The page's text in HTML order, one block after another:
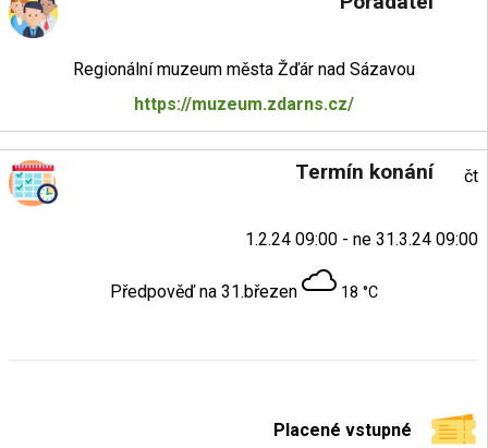
Regionální muzeum města Žďár nad Sázavou
https://muzeum.zdarns.cz/
Termín konání čt
1.2.24 09:00 - ne 31.3.24 09:00
Předpověď na 31.březen 18 °C
Placené vstupné